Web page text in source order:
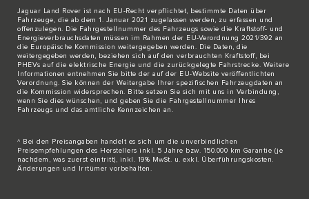
Jaguar Land Rover ist nach EU-Recht verpflichtet, bestimmte Daten über
Fahrzeuge, die ab dem 1. Januar 2021 zugelassen werden, zu erfassen und
offenzulegen. Die Fahrgestellnummer des Fahrzeugs sowie die Kraftstoff- und
Energieverbrauchsdaten müssen im Rahmen der EU-Verordnung 2021/392 an
die Europäische Kommission weitergegeben werden. Die Daten, die
weitergegeben werden, beziehen sich auf den verbrauchten Kraftstoff, bei
PHEVs auf die elektrische Energie und die zurückgelegte Fahrstrecke. Weitere
Informationen entnehmen Sie bitte der auf der EU-Website veröffentlichten
Verordnung. Sie können der Weitergabe Ihrer spezifischen Fahrzeugdaten an
die Kommission widersprechen. Bitte setzen Sie sich mit uns in Verbindung
wenn Sie dies wünschen, und geben Sie die Fahrgestellnummer Ihres
Fahrzeugs und das amtliche Kennzeichen an.
^ Bei den Preisangaben handelt es sich um die unverbindlichen
Preisempfehlungen des Herstellers inkl. 5 Jahre bzw. 150.000 km Garantie (je
nachdem, was zuerst eintritt), inkl. 19% MwSt. u. exkl. Überführungskosten.
Änderungen und Irrtümer vorbehalten.